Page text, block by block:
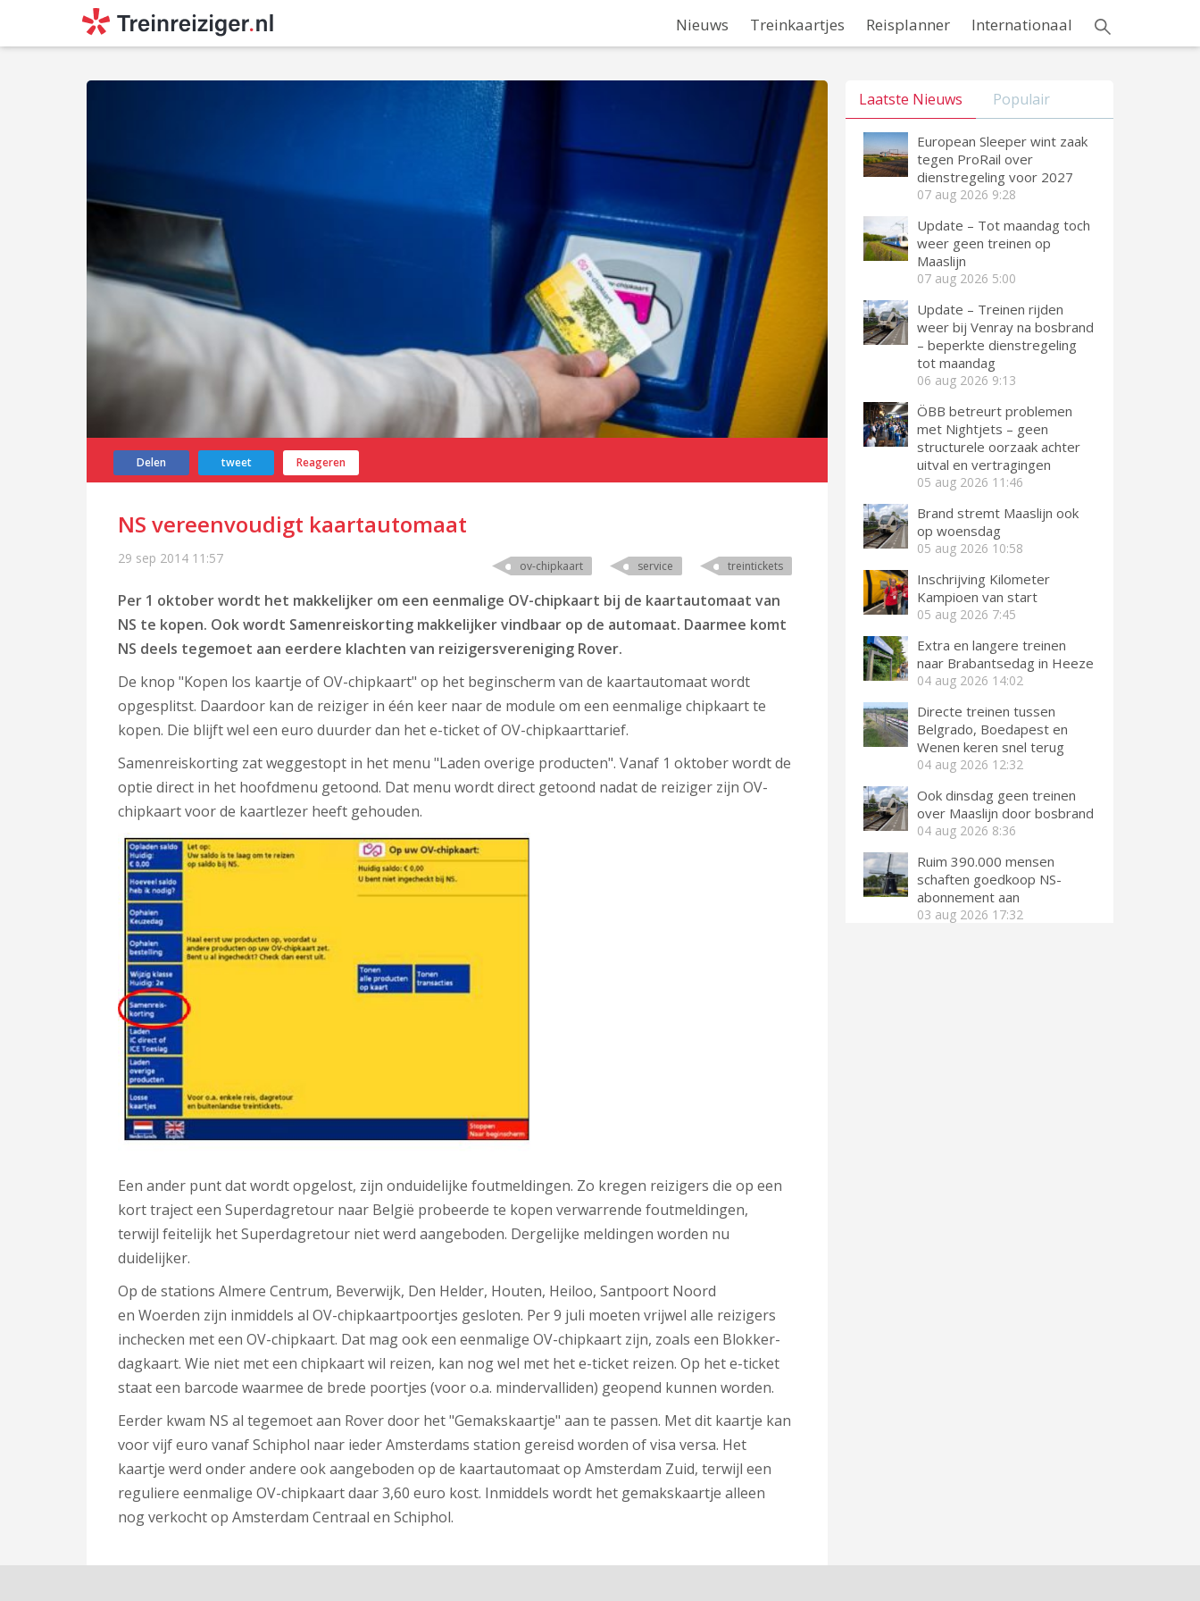
Nieuws Treinkaartjes Reisplanner Internationaal
Delen tweet Reageren
NS vereenvoudigt kaartautomaat
29 sep 2014 11:57 ov-chipkaart service treintickets
Per 1 oktober wordt het makkelijker om een eenmalige OV-chipkaart bij de kaartautomaat van
NS te kopen. Ook wordt Samenreiskorting makkelijker vindbaar op de automaat. Daarmee komt
NS deels tegemoet aan eerdere klachten van reizigersvereniging Rover.
De knop "Kopen los kaartje of OV-chipkaart" op het beginscherm van de kaartautomaat wordt
opgesplitst. Daardoor kan de reiziger in één keer naar de module om een eenmalige chipkaart te
kopen. Die blijft wel een euro duurder dan het e-ticket of OV-chipkaarttarief.
Samenreiskorting zat weggestopt in het menu "Laden overige producten". Vanaf 1 oktober wordt de
optie direct in het hoofdmenu getoond. Dat menu wordt direct getoond nadat de reiziger zijn OV-
chipkaart voor de kaartlezer heeft gehouden.
Een ander punt dat wordt opgelost, zijn onduidelijke foutmeldingen. Zo kregen reizigers die op een
kort traject een Superdagretour naar België probeerde te kopen verwarrende foutmeldingen,
terwijl feitelijk het Superdagretour niet werd aangeboden. Dergelijke meldingen worden nu
duidelijker.
Op de stations Almere Centrum, Beverwijk, Den Helder, Houten, Heiloo, Santpoort Noord
en Woerden zijn inmiddels al OV-chipkaartpoortjes gesloten. Per 9 juli moeten vrijwel alle reizigers
inchecken met een OV-chipkaart. Dat mag ook een eenmalige OV-chipkaart zijn, zoals een Blokker-
dagkaart. Wie niet met een chipkaart wil reizen, kan nog wel met het e-ticket reizen. Op het e-ticket
staat een barcode waarmee de brede poortjes (voor o.a. mindervalliden) geopend kunnen worden.
Eerder kwam NS al tegemoet aan Rover door het "Gemakskaartje" aan te passen. Met dit kaartje kan
voor vijf euro vanaf Schiphol naar ieder Amsterdams station gereisd worden of visa versa. Het
kaartje werd onder andere ook aangeboden op de kaartautomaat op Amsterdam Zuid, terwijl een
reguliere eenmalige OV-chipkaart daar 3,60 euro kost. Inmiddels wordt het gemakskaartje alleen
nog verkocht op Amsterdam Centraal en Schiphol.
Laatste Nieuws Populair
European Sleeper wint zaak
tegen ProRail over
dienstregeling voor 2027
07 aug 2026 9:28
Update – Tot maandag toch
weer geen treinen op
Maaslijn
07 aug 2026 5:00
Update – Treinen rijden
weer bij Venray na bosbrand
– beperkte dienstregeling
tot maandag
06 aug 2026 9:13
ÖBB betreurt problemen
met Nightjets – geen
structurele oorzaak achter
uitval en vertragingen
05 aug 2026 11:46
Brand stremt Maaslijn ook
op woensdag
05 aug 2026 10:58
Inschrijving Kilometer
Kampioen van start
05 aug 2026 7:45
Extra en langere treinen
naar Brabantsedag in Heeze
04 aug 2026 14:02
Directe treinen tussen
Belgrado, Boedapest en
Wenen keren snel terug
04 aug 2026 12:32
Ook dinsdag geen treinen
over Maaslijn door bosbrand
04 aug 2026 8:36
Ruim 390.000 mensen
schaften goedkoop NS-
abonnement aan
03 aug 2026 17:32